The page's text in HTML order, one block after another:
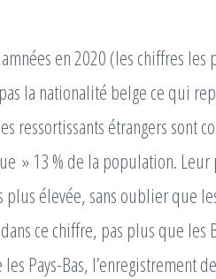
en 2020 (les chiffres les
la nationalité belge ce qui
ressortissants étrangers sont
» 13 % de la population.
élevée, sans oublier que
ce chiffre, pas plus que les
Pays-Bas, l’enregistrement